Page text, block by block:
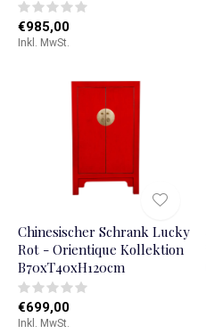
€985,00
Inkl. MwSt.
Chinesischer Schrank Lucky
Rot - Orientique Kollektion
B70xT40xH120cm
€699,00
Inkl. MwSt.